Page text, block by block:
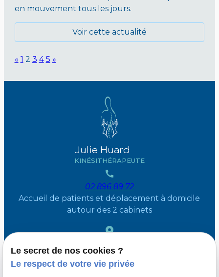
en mouvement tous les jours.
Voir cette actualité
« 1 2 3 4 5 »
Julie Huard
KINÉSITHÉRAPEUTE
02 896 89 72
Accueil de patients et déplacement à domicile
autour des 2 cabinets
36 Avenue des mésanges
Moyen d’accès : parking
Le secret de nos cookies ?
Le respect de votre vie privée